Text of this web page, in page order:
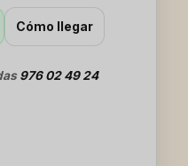
Cómo llegar
976 02 49 24